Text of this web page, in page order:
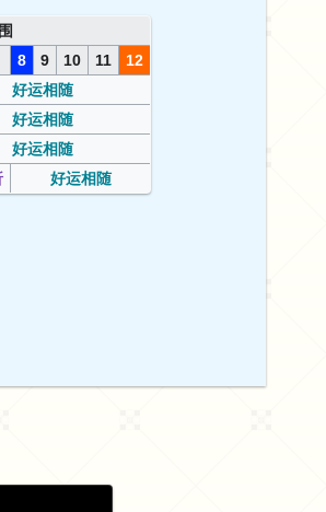
8 9 10 11
12
好运相随
好运相随
好运相随
好运相随